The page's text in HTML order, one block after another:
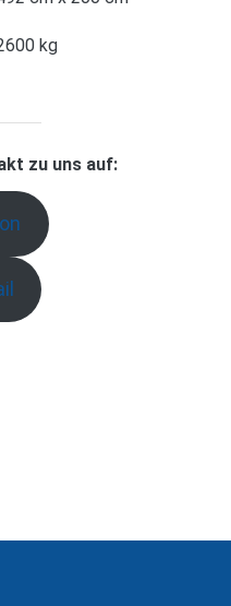
kg
zu uns auf: